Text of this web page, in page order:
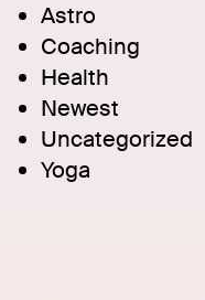
Astro
Coaching
Health
Newest
Uncategorized
Yoga